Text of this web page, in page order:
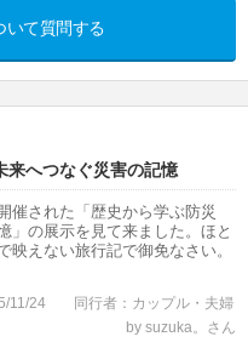
いて質問する
へつなぐ災害の記憶
催された「歴史から学ぶ防災
」の展示を見て来ました。ほと
映えない旅行記で御免なさい。
11/24
同行者：カップル・夫婦
by suzuka。さん